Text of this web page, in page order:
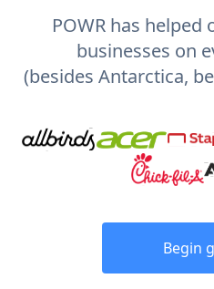
POWR has
businesses on
(besides Antarctica,
Begin